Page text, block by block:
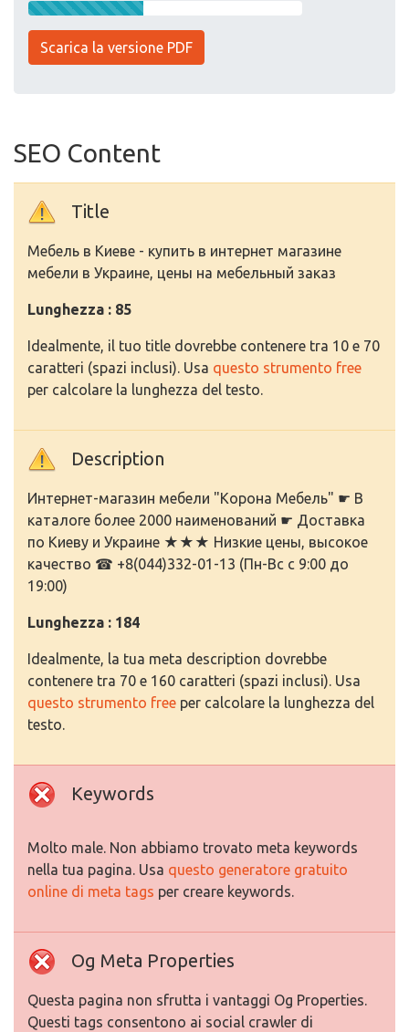
Scarica la versione PDF
SEO Content
Title
Мебель в Киеве - купить в интернет магазине
мебели в Украине, цены на мебельный заказ
Lunghezza : 85
Idealmente, il tuo title dovrebbe contenere tra 10 e 70
caratteri (spazi inclusi). Usa questo strumento free
per calcolare la lunghezza del testo.
Description
Интернет-магазин мебели "Корона Мебель" ☛ В
каталоге более 2000 наименований ☛ Доставка
по Киеву и Украине ★★★ Низкие цены, высокое
качество ☎ +8(044)332-01-13 (Пн-Вс с 9:00 до
19:00)
Lunghezza : 184
Idealmente, la tua meta description dovrebbe
contenere tra 70 e 160 caratteri (spazi inclusi). Usa
questo strumento free per calcolare la lunghezza del
testo.
Keywords
Molto male. Non abbiamo trovato meta keywords
nella tua pagina. Usa questo generatore gratuito
online di meta tags per creare keywords.
Og Meta Properties
Questa pagina non sfrutta i vantaggi Og Properties.
Questi tags consentono ai social crawler di